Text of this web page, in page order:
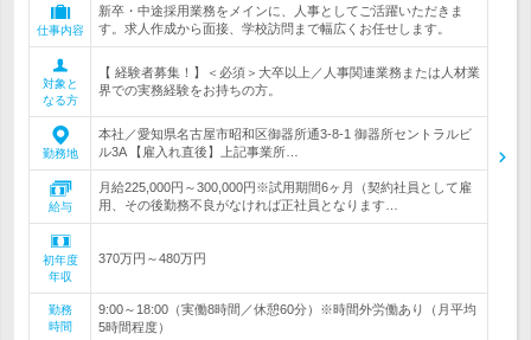
仕事内容
新卒・中途採用業務をメインに、人事としてご活躍いただきま
す。求人作成から面接、学校訪問まで幅広くお任せします。
対象と
なる方
【 経験者募集！】＜必須＞大卒以上／人事関連業務または人材業
界での実務経験をお持ちの方。
勤務地
本社／愛知県名古屋市昭和区御器所通3-8-1 御器所セントラルビ
ル3A 【雇入れ直後】上記事業所…
給与
月給225,000円～300,000円※試用期間6ヶ月（契約社員として雇
用、その後勤務不良がなければ正社員となります…
初年度
年収
370万円～480万円
勤務
時間
9:00～18:00（実働8時間／休憩60分）※時間外労働あり（月平均
5時間程度）